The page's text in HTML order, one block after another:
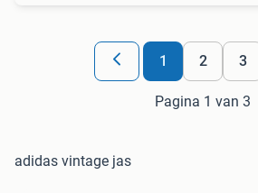
1 2 3
Pagina 1 van 3
adidas vintage jas